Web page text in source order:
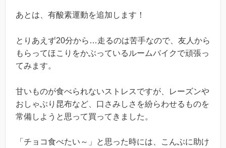
あとは、有酸素運動を追加します！
とりあえず20分から…走るのは苦手なので、友人から
もらってほこりをかぶっているルームバイクで頑張っ
てみます。
甘いものが食べられないストレスですが、レーズンや
おしゃぶり昆布など、口さみしさを紛らわせるものを
常備しようと思って買ってきました。
「チョコ食べたい～」と思った時には、こんぶに助け